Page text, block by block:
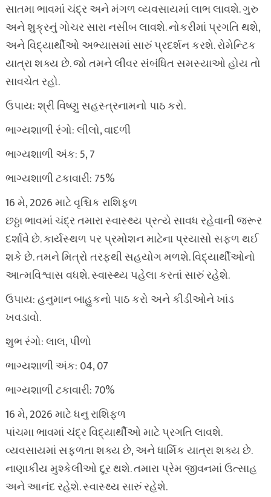
સાતમા ભાવમાં ચંદ્ર અને મંગળ વ્યવસાયમાં લાભ લાવશે. ગુરુ
અને શુક્રનું ગોચર સારા નસીબ લાવશે. નોકરીમાં પ્રગતિ થશે,
અને વિદ્યાર્થીઓ અભ્યાસમાં સારું પ્રદર્શન કરશે. રોમેન્ટિક
યાત્રા શક્ય છે. જો તમને લીવર સંબંધિત સમસ્યાઓ હોય તો
સાવચેત રહો.
ઉપાય: શ્રી વિષ્ણુ સહસ્ત્રનામનો પાઠ કરો.
ભાગ્યશાળી રંગો: લીલો, વાદળી
ભાગ્યશાળી અંક: 5, 7
ભાગ્યશાળી ટકાવારી: 75%
16 મે, 2026 માટે વૃશ્ચિક રાશિફળ
છઠ્ઠા ભાવમાં ચંદ્ર તમારા સ્વાસ્થ્ય પ્રત્યે સાવધ રહેવાની જરૂર
દર્શાવે છે. કાર્યસ્થળ પર પ્રમોશન માટેના પ્રયાસો સફળ થઈ
શકે છે. તમને મિત્રો તરફથી સહયોગ મળશે. વિદ્યાર્થીઓનો
આત્મવિશ્વાસ વધશે. સ્વાસ્થ્ય પહેલા કરતાં સારું રહેશે.
ઉપાય: હનુમાન બાહુકનો પાઠ કરો અને કીડીઓને ખાંડ
ખવડાવો.
શુભ રંગો: લાલ, પીળો
ભાગ્યશાળી અંક: 04, 07
ભાગ્યશાળી ટકાવારી: 70%
16 મે, 2026 માટે ધનુ રાશિફળ
પાંચમા ભાવમાં ચંદ્ર વિદ્યાર્થીઓ માટે પ્રગતિ લાવશે.
વ્યવસાયમાં સફળતા શક્ય છે, અને ધાર્મિક યાત્રા શક્ય છે.
નાણાકીય મુશ્કેલીઓ દૂર થશે. તમારા પ્રેમ જીવનમાં ઉત્સાહ
અને આનંદ રહેશે. સ્વાસ્થ્ય સારું રહેશે.